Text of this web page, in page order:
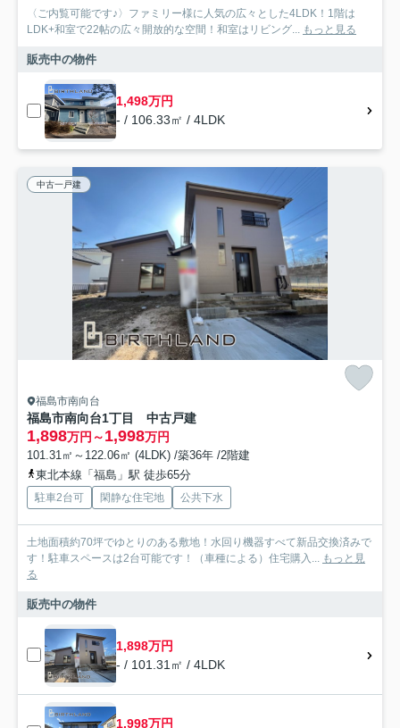
〈ご内覧可能です♪〉ファミリー様に人気の広々とした4LDK！1階は
LDK+和室で22帖の広々開放的な空間！和室はリビング... もっと見る
販売中の物件
1,498万円
- / 106.33㎡ / 4LDK
中古一戸建
福島市南向台
福島市南向台1丁目 中古戸建
1,898万円～1,998万円
101.31㎡～122.06㎡ (4LDK) /築36年 /2階建
東北本線「福島」駅 徒歩65分
駐車2台可 閑静な住宅地 公共下水
土地面積約70坪でゆとりのある敷地！水回り機器すべて新品交換済みで
す！駐車スペースは2台可能です！（車種による）住宅購入...
もっと見
る
販売中の物件
1,898万円
- / 101.31㎡ / 4LDK
1,998万円